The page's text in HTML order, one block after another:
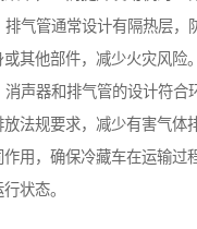
排气管通常设计有隔热层，
其他部件，减少火灾风险。
消声器和排气管的设计符合
法规要求，减少有害气体
用，确保冷藏车在运输过
状态。